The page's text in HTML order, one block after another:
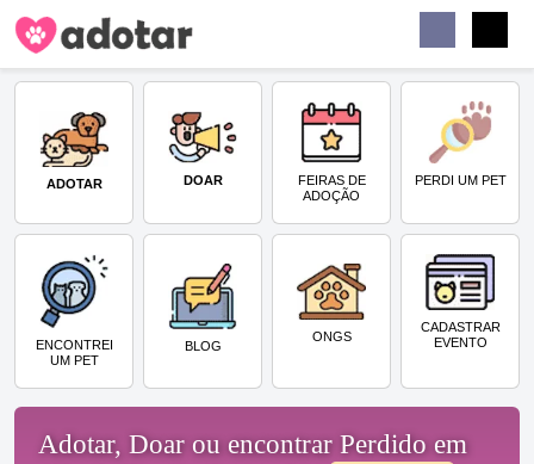
ADOTAR DOAR
FEIRAS DE
ADOÇÃO
PERDI UM PET
ENCONTREI
UM PET
BLOG
ONGS
CADASTRAR
EVENTO
Adotar, Doar ou encontrar Perdido em